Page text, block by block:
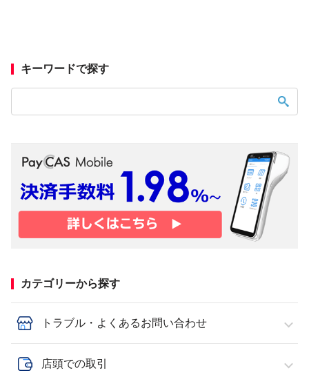
キーワードで探す
カテゴリーから探す
トラブル・よくあるお問い合わせ
店頭での取引